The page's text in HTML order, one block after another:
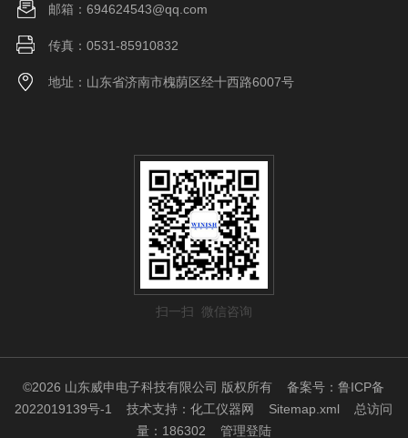
邮箱：694624543@qq.com
传真：0531-85910832
地址：山东省济南市槐荫区经十西路6007号
扫一扫 微信咨询
©2026 山东威申电子科技有限公司 版权所有备案号：鲁ICP备
2022019139号-1
技术支持：化工仪器网 Sitemap.xml 总访问
量：186302 管理登陆